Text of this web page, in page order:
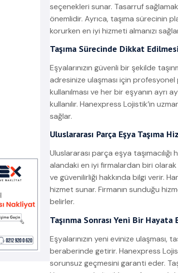
seçenekleri sunar. Tasarruf
önemlidir. Ayrıca, taşıma sürecinin
korurken en iyi hizmeti almanızı
Taşıma Sürecinde Dikkat
Eşyalarınızın güvenli bir şekilde
adresinize ulaşması için
kullanılması ve her bir eşyanın ayrı
kullanılır. Hanexpress Lojistik’in
sağlar.
Uluslararası Parça Eşya
Uluslararası parça eşya
alandaki en iyi firmalardan biri
ve güvenilirliği hakkında bilgi verir.
hizmet sunar. Firmanın sunduğu
belirler.
Taşınma Sonrası Yeni Bir
Eşyalarınızın yeni evinize
beraberinde getirir. Hanexpress
sorunsuz geçmesini garanti eder.